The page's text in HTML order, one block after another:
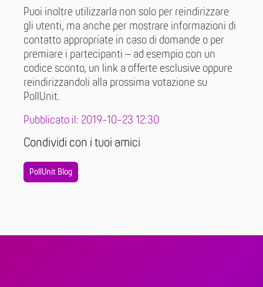
Puoi inoltre utilizzarla non solo per reindirizzare
gli utenti, ma anche per mostrare informazioni di
contatto appropriate in caso di domande o per
premiare i partecipanti – ad esempio con un
codice sconto, un link a offerte esclusive oppure
reindirizzandoli alla prossima votazione su
PollUnit.
Pubblicato il: 2019-10-23 12:30
Condividi con i tuoi amici
PollUnit Blog